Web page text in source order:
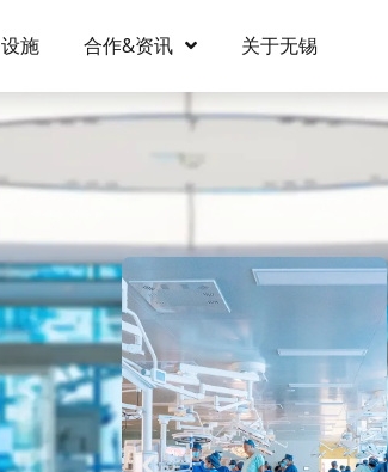
设施 合作&资讯 关于无锡